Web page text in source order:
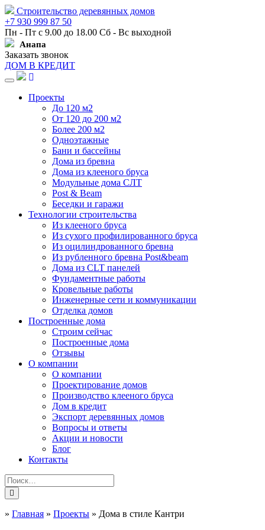
Строительство деревянных домов
+7 930 999 87 50
Пн - Пт с 9.00 до 18.00 Сб - Вс выходной
Анапа
Заказать звонок
ДОМ В КРЕДИТ
Навигация
Проекты
До 120 м2
От 120 до 200 м2
Более 200 м2
Одноэтажные
Бани и бассейны
Дома из бревна
Дома из клееного бруса
Модульные дома СЛТ
Post & Beam
Беседки и гаражи
Технологии строительства
Из клееного бруса
Из сухого профилированного бруса
Из оцилиндрованного бревна
Из рубленного бревна Post&beam
Дома из CLT панелей
Фундаментные работы
Кровельные работы
Инженерные сети и коммуникации
Отделка домов
Построенные дома
Строим сейчас
Построенные дома
Отзывы
О компании
О компании
Проектирование домов
Производство клееного бруса
Дом в кредит
Экспорт деревянных домов
Вопросы и ответы
Акции и новости
Блог
Контакты
» Главная » Проекты » Дома в стиле Кантри